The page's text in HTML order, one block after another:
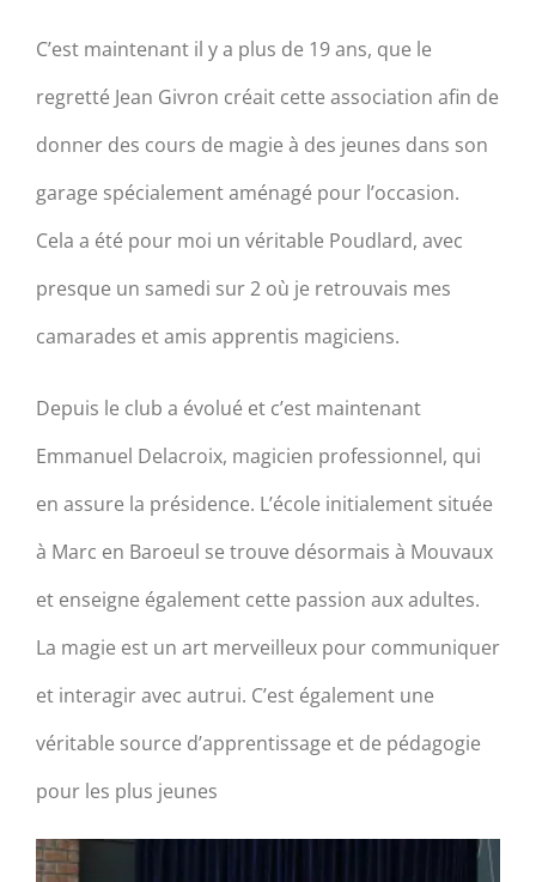
C’est maintenant il y a plus de 19 ans, que le
regretté Jean Givron créait cette association afin de
donner des cours de magie à des jeunes dans son
garage spécialement aménagé pour l’occasion.
Cela a été pour moi un véritable Poudlard, avec
presque un samedi sur 2 où je retrouvais mes
camarades et amis apprentis magiciens.
Depuis le club a évolué et c’est maintenant
Emmanuel Delacroix, magicien professionnel, qui
en assure la présidence. L’école initialement située
à Marc en Baroeul se trouve désormais à Mouvaux
et enseigne également cette passion aux adultes.
La magie est un art merveilleux pour communiquer
et interagir avec autrui. C’est également une
véritable source d’apprentissage et de pédagogie
pour les plus jeunes